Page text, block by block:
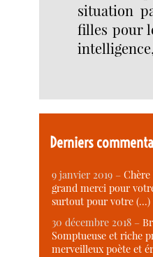
situation
filles pour
Derniers
9 janvier 2019 –
grand merci pour
surtout pour votre (…)
30 décembre 2018 –
Somptueuse et riche
merveilleux poète et